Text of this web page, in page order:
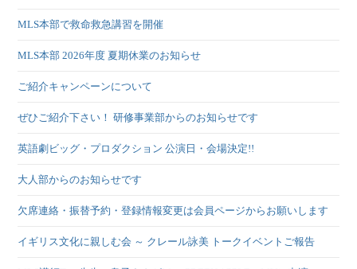
MLS本部で救命救急講習を開催
MLS本部 2026年度 夏期休業のお知らせ
ご紹介キャンペーンについて
ぜひご紹介下さい！ 研修事業部からのお知らせです
英語劇ビッグ・プロダクション 公演日・会場決定!!
大人部からのお知らせです
欠席連絡・振替予約・登録情報変更は会員ページからお願いします
イギリス文化に親しむ会 ～ クレール詠美 トークイベントご報告